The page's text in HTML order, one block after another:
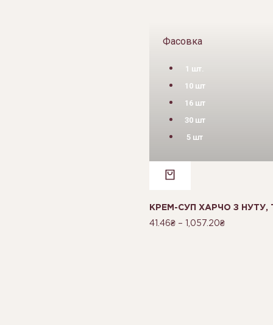
Фасовка
1 шт.
10 шт
16 шт
30 шт
5 шт
КРЕМ-СУП ХАРЧО З НУТУ,
41.46₴– 1,057.20₴